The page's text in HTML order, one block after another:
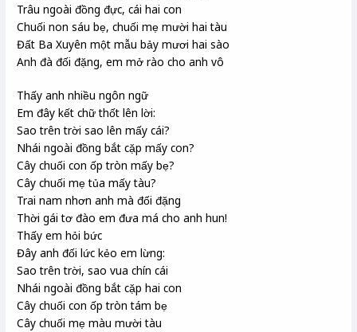
Trâu ngoài đồng đực, cái hai con
Chuối non sáu bẹ, chuối mẹ mười hai tàu
Đất Ba Xuyên một mẫu bảy mươi hai sào
Anh đà đối đặng, em mở rào cho anh vô
Thấy anh nhiều ngôn ngữ
Em đây kết chữ thốt lên lời:
Sao trên trời sao lên mấy cái?
Nhái ngoài đồng bắt cặp mấy con?
Cây chuối con ốp tròn mấy bẹ?
Cây chuối mẹ tủa mấy tàu?
Trai nam nhơn anh mà đối đặng
Thời gái tơ đào em đưa má cho anh hun!
Thấy em hỏi bức
Đây anh đối lức kẻo em lừng:
Sao trên trời, sao vua chín cái
Nhái ngoài đồng bắt cặp hai con
Cây chuối con ốp tròn tám bẹ
Cây chuối mẹ màu mười tàu